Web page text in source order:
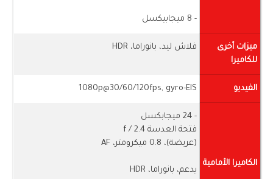
- 8 ميجابيكسل
ميزات أخرى
للكاميرا
فلاش ليد، بانوراما، HDR
الفيديو 1080p@30/60/120fps, gyro-EIS
الكاميرا الأمامية
- 24 ميجابكسل
فتحة العدسة f / 2.4
(عريضة)، 0.8 ميكرومتر، AF
يدعم، بانوراما، HDR